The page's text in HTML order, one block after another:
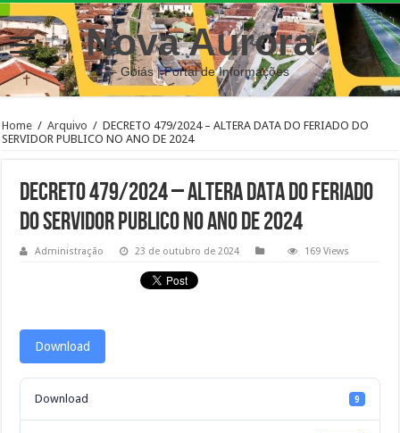
Nova Aurora
– Goiás | Portal de Informações
Home / Arquivo / DECRETO 479/2024 – ALTERA DATA DO FERIADO DO
SERVIDOR PUBLICO NO ANO DE 2024
DECRETO 479/2024 – ALTERA DATA DO FERIADO
DO SERVIDOR PUBLICO NO ANO DE 2024
Administração 23 de outubro de 2024 169 Views
Download
Download 9